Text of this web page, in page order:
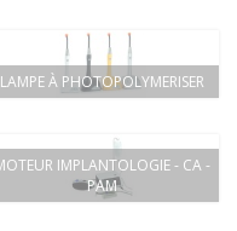
LAMPE À PHOTOPOLYMERISER
IMPLANTOLOGIE - CA -
PAM